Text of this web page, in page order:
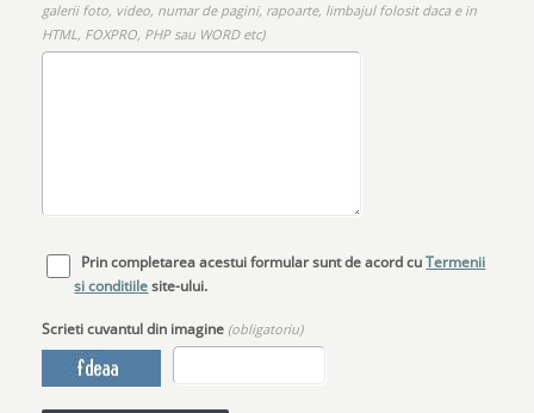
galerii foto, video, numar de pagini, rapoarte, limbajul folosit daca e in
HTML, FOXPRO, PHP sau WORD etc)
Prin completarea acestui formular sunt de acord cuTermenii
si conditiilesite-ului.
Scrieti cuvantul din imagine (obligatoriu)